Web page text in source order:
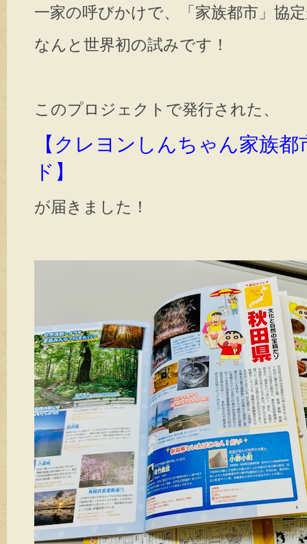
一家の呼びかけで、「家族都市」協
なんと世界初の試みです！
このプロジェクトで発行された、
【クレヨンしんちゃん家族
ド】
が届きました！